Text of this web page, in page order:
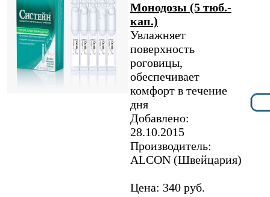
Монодозы (5 тюб.-
кап.)
Увлажняет
поверхность
роговицы,
обеспечивает
комфорт в течение
дня
Добавлено:
28.10.2015
Производитель:
ALCON (Швейцария)
Цена: 340 руб.